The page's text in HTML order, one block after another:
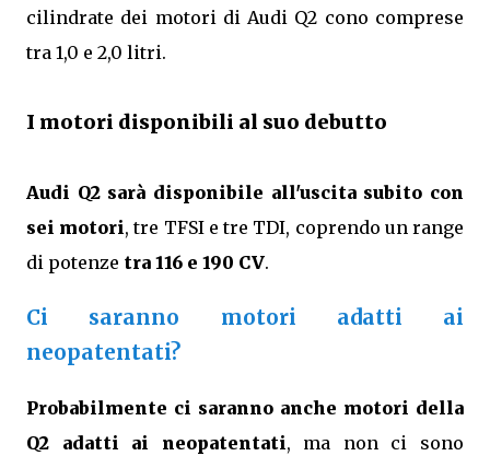
cilindrate dei motori di Audi Q2 cono comprese
tra 1,0 e 2,0 litri.
I motori disponibili al suo debutto
Audi Q2 sarà disponibile all'uscita subito con
sei motori, tre TFSI e tre TDI, coprendo un range
di potenze tra 116 e 190 CV.
Ci saranno motori adatti ai
neopatentati?
Probabilmente ci saranno anche motori della
Q2 adatti ai neopatentati, ma non ci sono